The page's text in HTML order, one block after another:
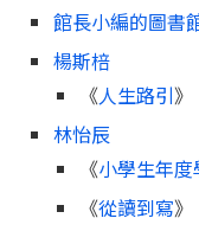
館長小編的圖書
楊斯棓
《人生路引》
林怡辰
《小學生年
《從讀到寫》